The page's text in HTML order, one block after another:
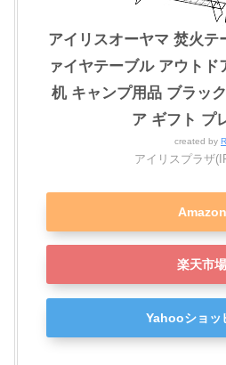
アイリスオーヤマ 焚火テ
ァイヤテーブル アウト
机 キャンプ用品 ブラッ
ア ギフト プ
created by
アイリスプラザ
Amazon
楽天市場
Yahooショッ